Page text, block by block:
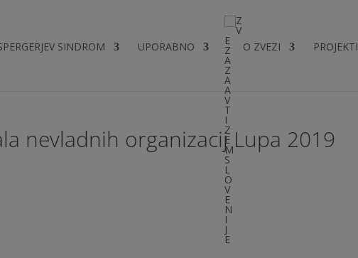
SINDROM UPORABNO O ZVEZI PROJEKTI
nevladnih organizacij Lupa 2019